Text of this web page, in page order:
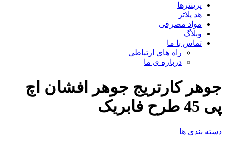
پرینترها
هد پلاتر
مواد مصرفی
وبلاگ
تماس با ما
راه های ارتباطی
درباره ی ما
جوهر کارتریج جوهر افشان اچ
پی 45 طرح فابریک
دسته بندی ها